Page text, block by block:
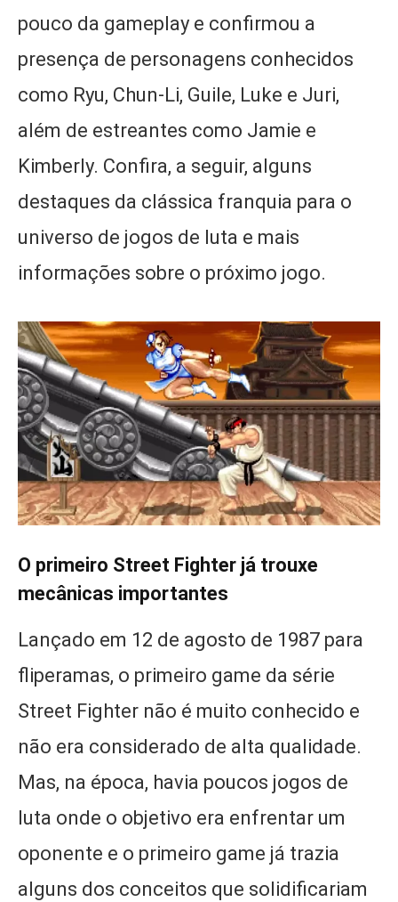
pouco da gameplay e confirmou a
presença de personagens conhecidos
como Ryu, Chun-Li, Guile, Luke e Juri,
além de estreantes como Jamie e
Kimberly. Confira, a seguir, alguns
destaques da clássica franquia para o
universo de jogos de luta e mais
informações sobre o próximo jogo.
O primeiro Street Fighter já trouxe
mecânicas importantes
Lançado em 12 de agosto de 1987 para
fliperamas, o primeiro game da série
Street Fighter não é muito conhecido e
não era considerado de alta qualidade.
Mas, na época, havia poucos jogos de
luta onde o objetivo era enfrentar um
oponente e o primeiro game já trazia
alguns dos conceitos que solidificariam